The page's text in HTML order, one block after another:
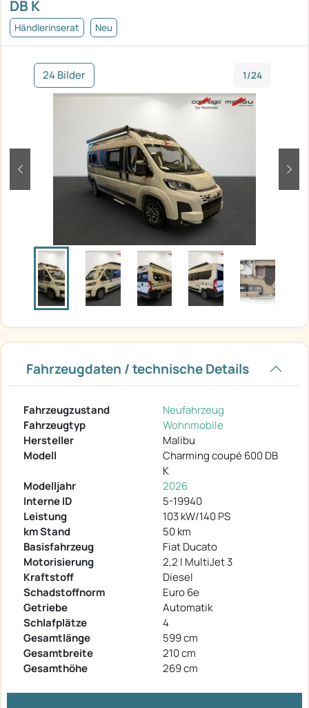
DB K
Händlerinserat Neu
24 Bilder 1/24
zurück
Fahrzeugdaten / technische Details
Fahrzeugzustand
Neufahrzeug
Fahrzeugtyp
Wohnmobile
Hersteller
Malibu
Modell
Charming coupé 600 DB
K
Modelljahr
2026
Interne ID
5-19940
Leistung
103 kW/140 PS
km Stand
50 km
Basisfahrzeug
Fiat Ducato
Motorisierung
2,2 l MultiJet 3
Kraftstoff
Diesel
Schadstoffnorm
Euro 6e
Getriebe
Automatik
Schlafplätze
4
Gesamtlänge
599 cm
Gesamtbreite
210 cm
Gesamthöhe
269 cm